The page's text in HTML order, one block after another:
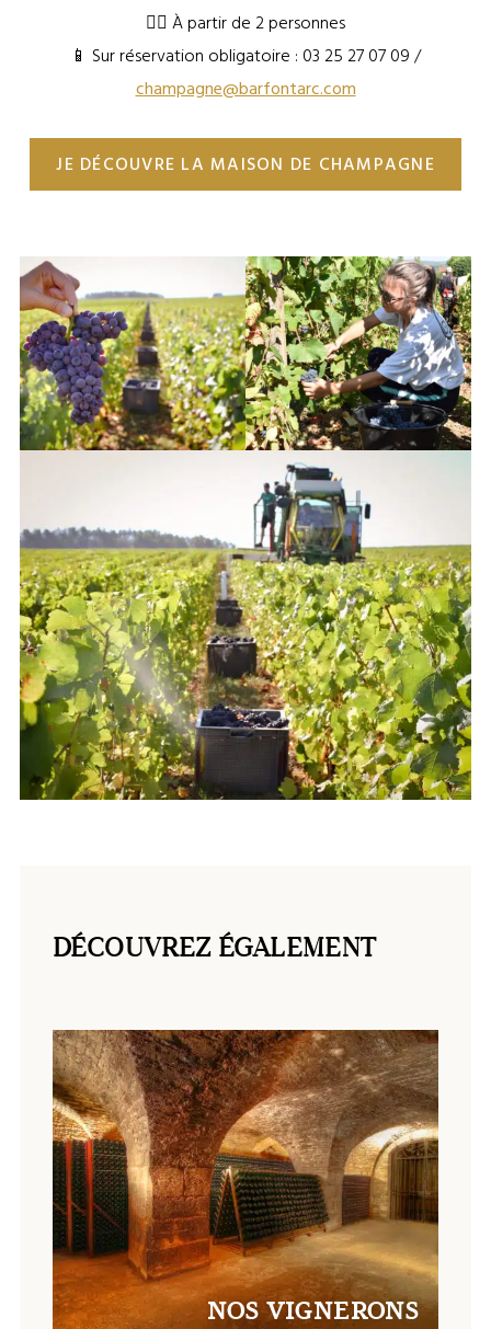
🧍‍♂️ À partir de 2 personnes
📱 Sur réservation obligatoire : 03 25 27 07 09 /
champagne@barfontarc.com
JE DÉCOUVRE LA MAISON DE CHAMPAGNE
Les vendanges ©OT Côte des
Bar / Amélie Girou
DÉCOUVREZ ÉGALEMENT
NOS VIGNERONS